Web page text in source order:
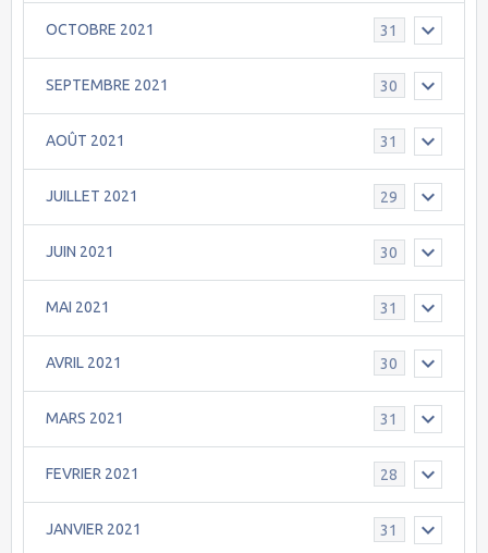
OCTOBRE 2021 31
SEPTEMBRE 2021 30
AOÛT 2021 31
JUILLET 2021 29
JUIN 2021 30
MAI 2021 31
AVRIL 2021 30
MARS 2021 31
FEVRIER 2021 28
JANVIER 2021 31